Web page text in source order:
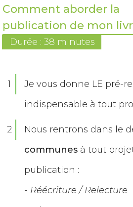
Comment aborder la
publication de mon
Durée : 38 minutes
1
Je vous donne LE pré-
indispensable à tout
2 Nous rentrons dans le
communes à tout
publication :
- Réécriture / Relecture